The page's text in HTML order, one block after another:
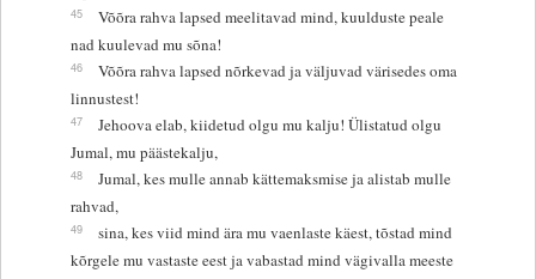
45
Võõra rahva lapsed meelitavad mind, kuulduste peale
nad kuulevad mu sõna!
46
Võõra rahva lapsed nõrkevad ja väljuvad värisedes oma
linnustest!
47
Jehoova elab, kiidetud olgu mu kalju! Ülistatud olgu
Jumal, mu päästekalju,
48
Jumal, kes mulle annab kättemaksmise ja alistab mulle
rahvad,
49
sina, kes viid mind ära mu vaenlaste käest, tõstad mind
kõrgele mu vastaste eest ja vabastad mind vägivalla meeste